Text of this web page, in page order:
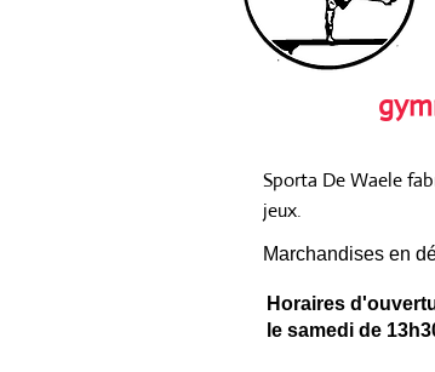
Marchandises en
Sporta De Waele
jeux.
Horaires
le samedi de